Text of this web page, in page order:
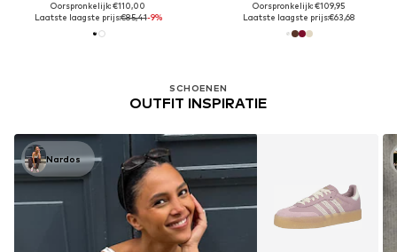
Oorspronkelijk: €110,00
Laatste laagste prijs:€85,41-9%
Oorspronkelijk: €109,95
Laatste laagste prijs:€63,68
SCHOENEN
OUTFIT INSPIRATIE
Nardos